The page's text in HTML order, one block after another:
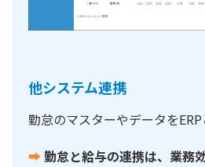
他システム連携
勤怠のマスターやデータをERP
➡勤怠と給与の連携は、業務